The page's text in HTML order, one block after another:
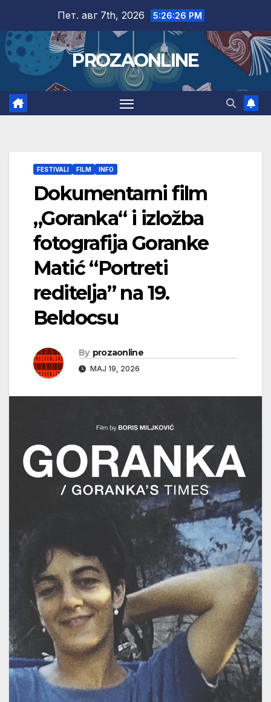
content
Пет. авг 7th, 2026 5:26:27 PM
PROZAONLINE
FESTIVALI FILM INFO
Dokumentarni film
„Goranka“ i izložba
fotografija Goranke
Matić “Portreti
reditelja” na 19.
Beldocsu
By prozaonline
МАЈ 19, 2026